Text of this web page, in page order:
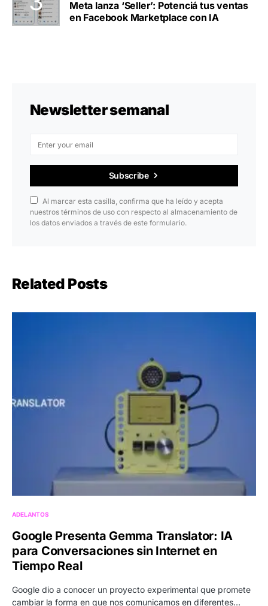
Meta lanza ‘Seller’: Potenciá tus ventas
en Facebook Marketplace con IA
Newsletter semanal
Subscribe
Al marcar esta casilla, confirma que ha leído y acepta
nuestros términos de uso con respecto al almacenamiento de
los datos enviados a través de este formulario.
Related Posts
ADELANTOS
Google Presenta Gemma Translator: IA
para Conversaciones sin Internet en
Tiempo Real
Google dio a conocer un proyecto experimental que promete
cambiar la forma en que nos comunicamos en diferentes…